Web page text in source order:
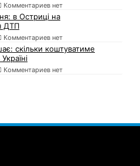
Комментариев нет
в Остриці на
ДТП
Комментариев нет
скільки коштуватиме
Комментариев нет